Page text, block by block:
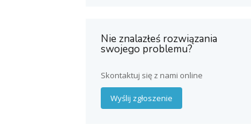
Nie znalazłeś rozwiązania
swojego problemu?
Skontaktuj się z nami online
Wyślij zgłoszenie